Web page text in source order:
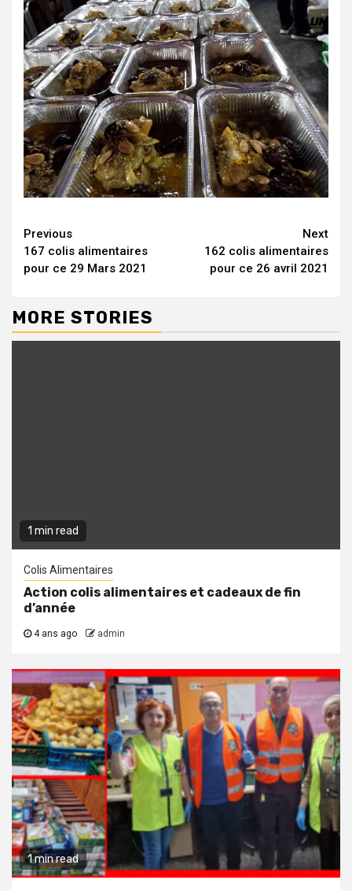
Continue
Reading
Previous
167 colis alimentaires
pour ce 29 Mars 2021
Next
162 colis alimentaires
pour ce 26 avril 2021
MORE STORIES
1 min read
Colis Alimentaires
Action colis alimentaires et cadeaux de fin
d’année
4 ans ago admin
1 min read